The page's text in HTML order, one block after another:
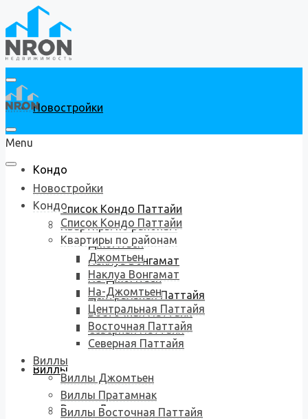
Новостройки
Кондо
Список Кондо Паттайи
Квартиры по районам
Джомтьен
Наклуа Вонгамат
На-Джомтьен
Центральная Паттайя
Восточная Паттайя
Северная Паттайя
Виллы
Виллы Джомтьен
Menu
Новостройки
Кондо
Список Кондо Паттайи
Квартиры по районам
Джомтьен
Наклуа Вонгамат
На-Джомтьен
Центральная Паттайя
Восточная Паттайя
Северная Паттайя
Виллы
Виллы Джомтьен
Виллы Пратамнак
Виллы Восточная Паттайя